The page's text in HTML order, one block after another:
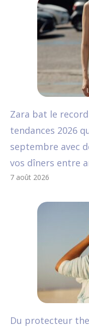
Zara bat le
tendances 2026
septembre avec
vos dîners entre
7 août 2026
Du protecteur